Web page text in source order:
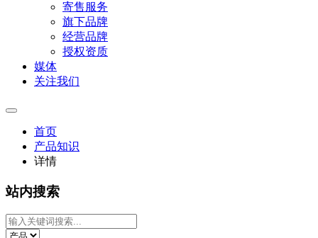
寄售服务
旗下品牌
经营品牌
授权资质
媒体
关注我们
首页
产品知识
详情
站内搜索